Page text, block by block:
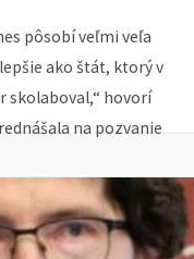
pôsobí veľmi veľa
ako štát, ktorý v
skolaboval,“ hovorí
na pozvanie